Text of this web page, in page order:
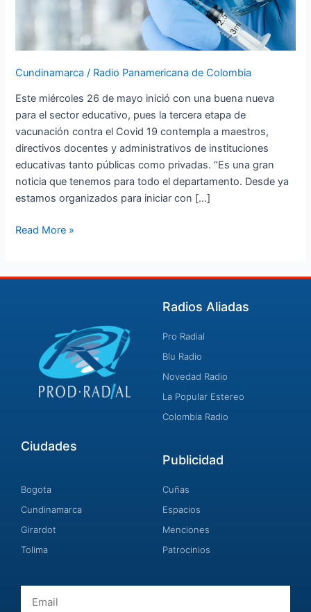
Cundinamarca / Radio Panamericana de Colombia
Este miércoles 26 de mayo inició con una buena nueva
para el sector educativo, pues la tercera etapa de
vacunación contra el Covid 19 contempla a maestros,
directivos docentes y administrativos de instituciones
educativas tanto públicas como privadas. “Es una gran
noticia que tenemos para todo el departamento. Desde ya
estamos organizados para iniciar con […]
Read More »
Radios Aliadas
Pro Radial
Blu Radio
Novedad Radio
La Popular Estereo
Colombia Radio
Ciudades
Bogota
Cundinamarca
Girardot
Tolima
Publicidad
Cuñas
Espacios
Menciones
Patrocinios